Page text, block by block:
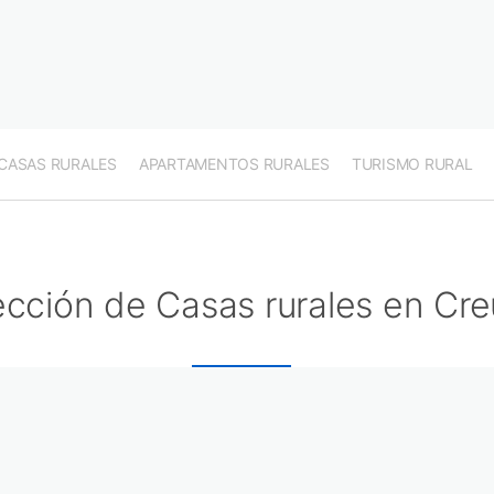
RURALES APARTAMENTOS RURALES TURISMO RURAL
de Casas rurales en